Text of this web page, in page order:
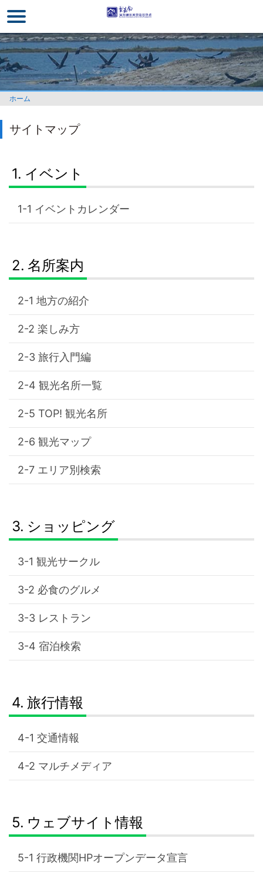
イ
ン
コ
ン
テ
ン
ツ
セ
ホーム
サイトマップ
イベント
イベントカレンダー
名所案内
地方の紹介
楽しみ方
旅行入門編
観光名所一覧
TOP! 観光名所
観光マップ
エリア別検索
ショッピング
観光サークル
必食のグルメ
レストラン
宿泊検索
旅行情報
交通情報
マルチメディア
ウェブサイト情報
行政機関HPオープンデータ宣言